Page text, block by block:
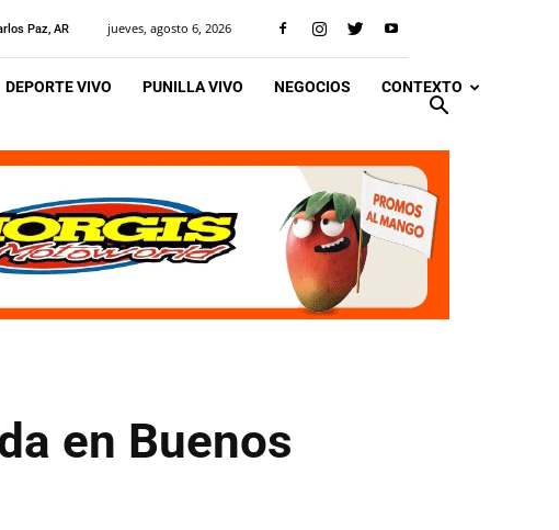
Paz, AR jueves, agosto 6, 2026
DEPORTE VIVO PUNILLA VIVO NEGOCIOS CONTEXTO
en Buenos